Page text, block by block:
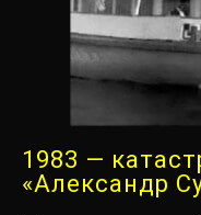
1983 —
«Александр